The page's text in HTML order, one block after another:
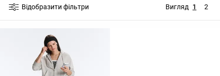
Відобразити фільтри Вигляд 1 2